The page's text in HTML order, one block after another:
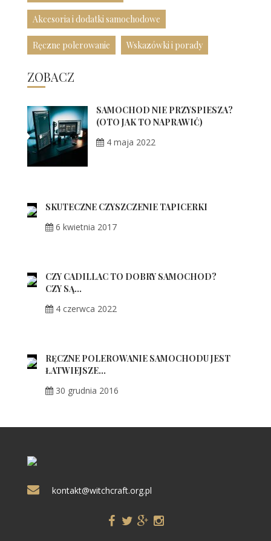
Akcesoria i dodatki samochodowe
Ręczne polerowanie Wskazówki i porady
ZOBACZ
SAMOCHÓD NIE PRZYSPIESZA?
(OTO JAK TO NAPRAWIĆ)
4 maja 2022
SKUTECZNE CZYSZCZENIE TAPICERKI
6 kwietnia 2017
CZY CADILLAC TO DOBRY SAMOCHÓD?
CZY SĄ...
4 czerwca 2022
RĘCZNE POLEROWANIE SAMOCHODU JEST
ŁATWIEJSZE...
30 grudnia 2016
kontakt@witchcraft.org.pl